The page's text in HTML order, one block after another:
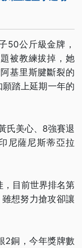
50公斤級金牌，
被教練拔掉，她
基里斯腱斷裂的
踏上延期一年的
氏美心、8強賽退
尼薩尼斯蒂亞拉
目前世界排名第
想努力搶攻卻讓
2銅，今年獎牌數